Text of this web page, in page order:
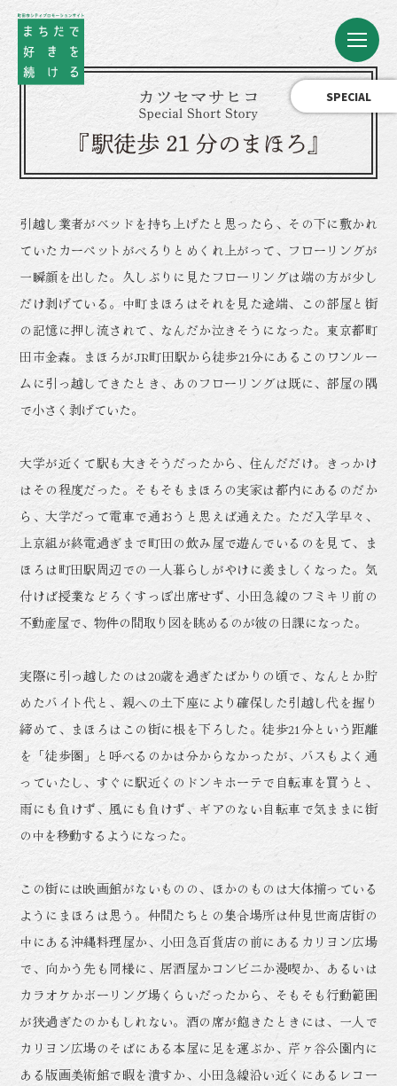
SPECIAL
引越し業者がベッドを持ち上げたと思ったら、その下に敷かれ
ていたカーペットがべろりとめくれ上がって、フローリングが
一瞬顔を出した。久しぶりに見たフローリングは端の方が少し
だけ剥げている。中町まほろはそれを見た途端、この部屋と街
の記憶に押し流されて、なんだか泣きそうになった。東京都町
田市金森。まほろがJR町田駅から徒歩21分にあるこのワンルー
ムに引っ越してきたとき、あのフローリングは既に、部屋の隅
で小さく剥げていた。
大学が近くて駅も大きそうだったから、住んだだけ。きっかけ
はその程度だった。そもそもまほろの実家は都内にあるのだか
ら、大学だって電車で通おうと思えば通えた。ただ入学早々、
上京組が終電過ぎまで町田の飲み屋で遊んでいるのを見て、ま
ほろは町田駅周辺での一人暮らしがやけに羨ましくなった。気
付けば授業などろくすっぽ出席せず、小田急線のフミキリ前の
不動産屋で、物件の間取り図を眺めるのが彼の日課になった。
実際に引っ越したのは20歳を過ぎたばかりの頃で、なんとか貯
めたバイト代と、親への土下座により確保した引越し代を握り
締めて、まほろはこの街に根を下ろした。徒歩21分という距離
を「徒歩圏」と呼べるのかは分からなかったが、バスもよく通
っていたし、すぐに駅近くのドンキホーテで自転車を買うと、
雨にも負けず、風にも負けず、ギアのない自転車で気ままに街
の中を移動するようになった。
この街には映画館がないものの、ほかのものは大体揃っている
ようにまほろは思う。仲間たちとの集合場所は仲見世商店街の
中にある沖縄料理屋か、小田急百貨店の前にあるカリヨン広場
で、向かう先も同様に、居酒屋かコンビニか漫喫か、あるいは
カラオケかボーリング場くらいだったから、そもそも行動範囲
が狭過ぎたのかもしれない。酒の席が飽きたときには、一人で
カリヨン広場のそばにある本屋に足を運ぶか、芹ヶ谷公園内に
ある版画美術館で暇を潰すか、小田急線沿い近くにあるレコー